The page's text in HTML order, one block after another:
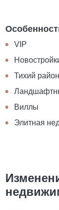
VIP
Тихий район
Виллы
Элитная